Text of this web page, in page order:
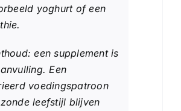
yoghurt of een
een supplement is
Een
voedingspatroon
leefstijl blijven